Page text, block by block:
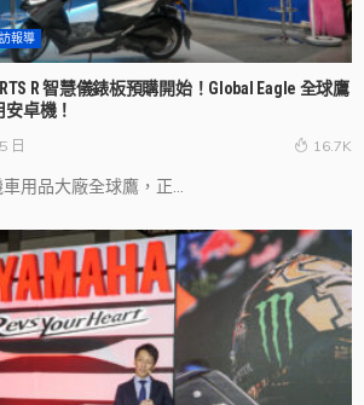
報導
R 智慧儀錶板預購開始！Global Eagle 全球鷹
安卓機！
日 16.7K
用品大廠全球鷹，正...